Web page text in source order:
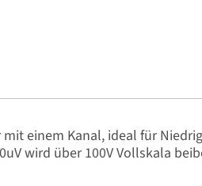
einem Kanal, ideal für
wird über 100V Vollskala